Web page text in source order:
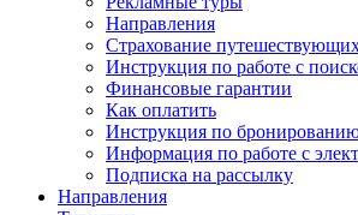
Направления
Страхование
Инструкция по работе с
Финансовые гарантии
Как оплатить
Инструкция по
Информация по работе с
Подписка на рассылку
Направления